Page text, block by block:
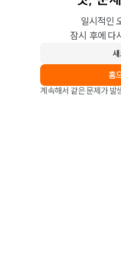
일시적인
잠시 후에 다
홈
계속해서 같은 문제가 발